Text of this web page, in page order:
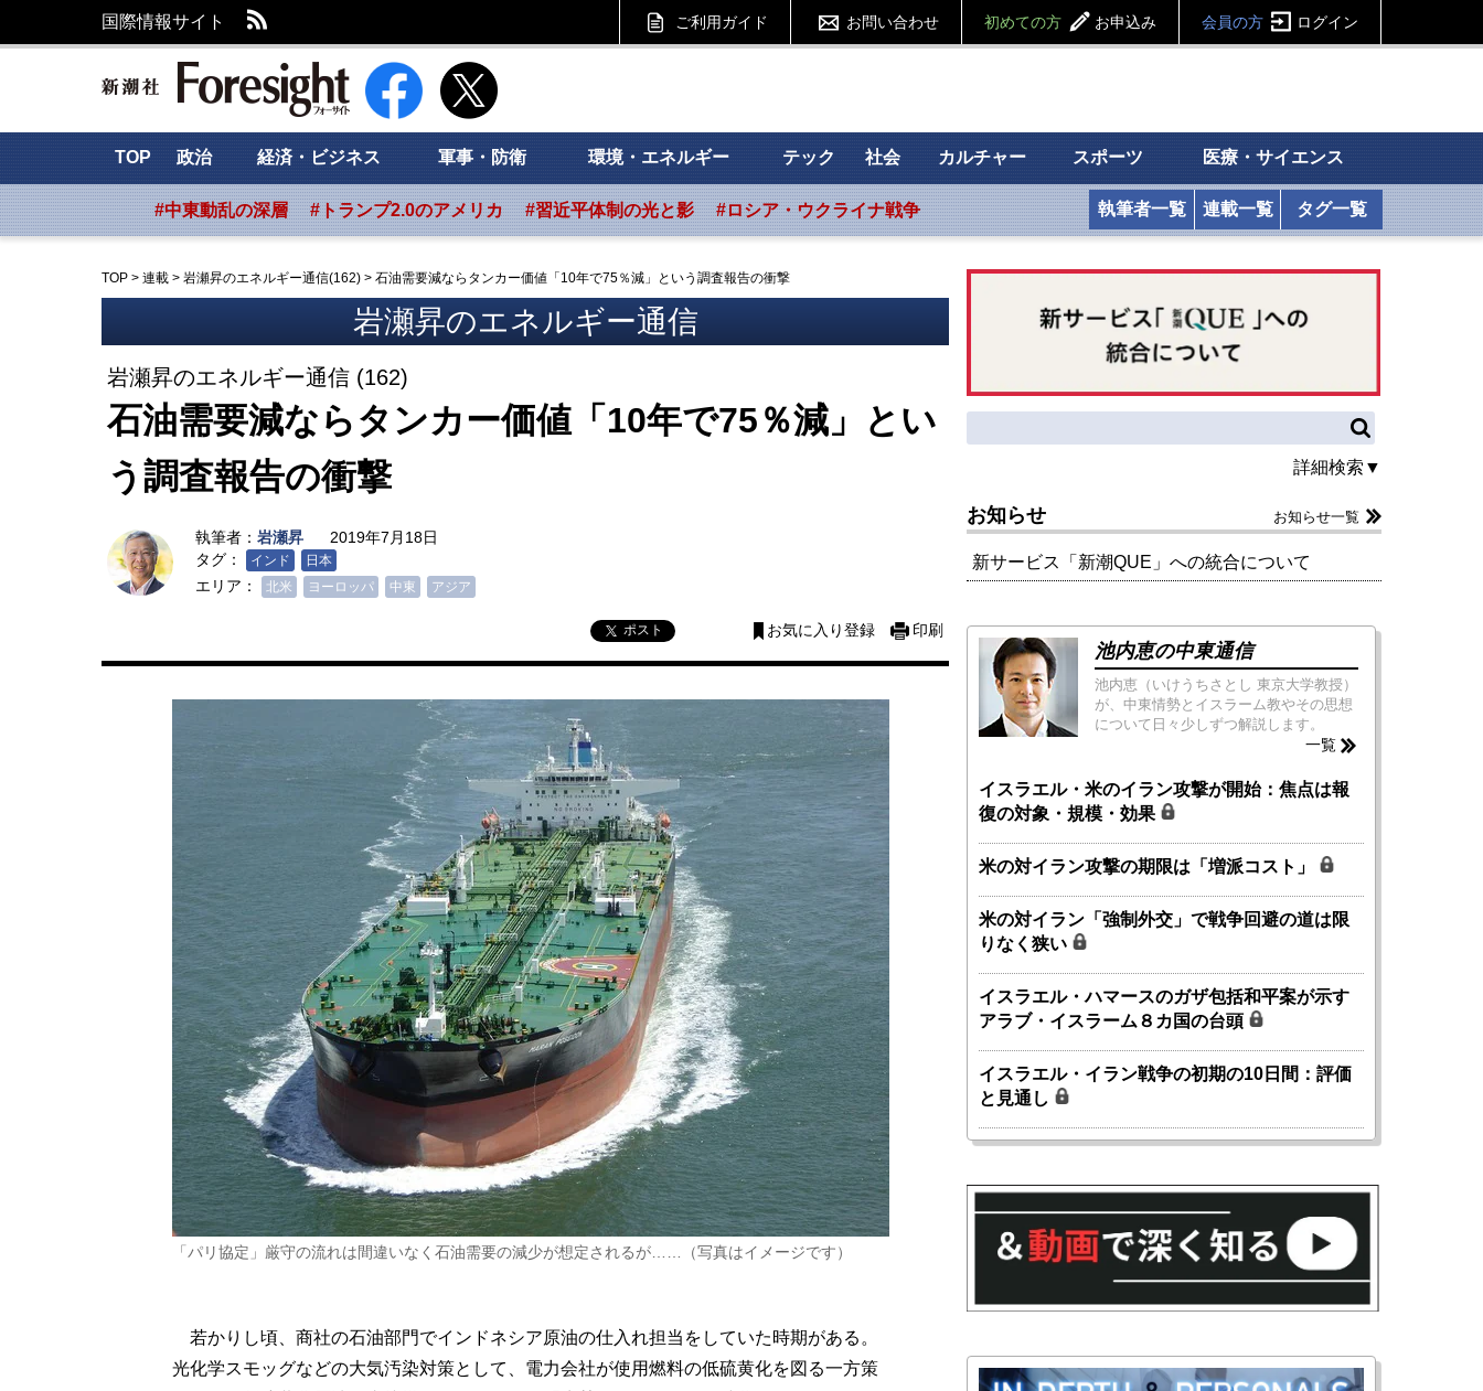
国際情報サイト ご利用ガイド お問い合わせ 初めての方 お申込み 会員の方 ログイン
新潮社 Foresight フォーサイト
TOP 政治 経済・ビジネス 軍事・防衛 環境・エネルギー テック 社会 カルチャー スポーツ 医療・サイエンス
#中東動乱の深層 #トランプ2.0のアメリカ #習近平体制の光と影 #ロシア・ウクライナ戦争 執筆者一覧 連載一覧 タグ一覧
TOP > 連載 > 岩瀬昇のエネルギー通信(162) > 石油需要減ならタンカー価値「10年で75％減」という調査報告の衝撃
岩瀬昇のエネルギー通信
岩瀬昇のエネルギー通信 (162)
石油需要減ならタンカー価値「10年で75％減」とい
う調査報告の衝撃
執筆者： 岩瀬昇
2019年7月18日
タグ：
インド 日本
エリア： 北米 ヨーロッパ 中東 アジア
ポスト お気に入り登録 印刷
「パリ協定」厳守の流れは間違いなく石油需要の減少が想定されるが……（写真はイメージです）
若かりし頃、商社の石油部門でインドネシア原油の仕入れ担当をしていた時期がある。
光化学スモッグなどの大気汚染対策として、電力会社が使用燃料の低硫黄化を図る一方策
詳細検索▼
お知らせ お知らせ一覧
新サービス「新潮QUE」への統合について
池内恵の中東通信
池内恵（いけうちさとし 東京大学教授）
が、中東情勢とイスラーム教やその思想
について日々少しずつ解説します。
一覧
イスラエル・米のイラン攻撃が開始：焦点は報
復の対象・規模・効果
米の対イラン攻撃の期限は「増派コスト」
米の対イラン「強制外交」で戦争回避の道は限
りなく狭い
イスラエル・ハマースのガザ包括和平案が示す
アラブ・イスラーム８カ国の台頭
イスラエル・イラン戦争の初期の10日間：評価
と見通し